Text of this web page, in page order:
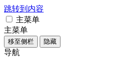
跳转到内容
主菜单
主菜单
移至侧栏 隐藏
导航